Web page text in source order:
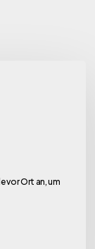
vor Ort an, um